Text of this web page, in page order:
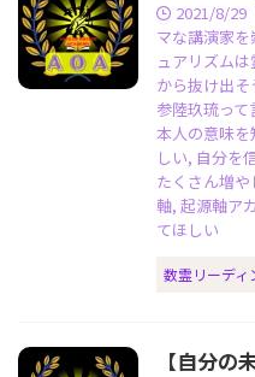
2021/8/29
マな講演家
ュアリズム
から抜け出そ
参陸玖琉って
本人の意味を
しい, 自分を
たくさん増や
軸, 起源軸ア
てほしい
数霊リーディ
【自分